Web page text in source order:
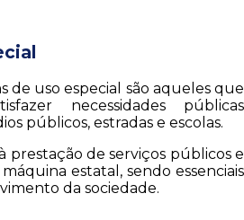
de uso especial são aqueles que
necessidades públicas
públicos, estradas e escolas.
prestação de serviços públicos e
estatal, sendo essenciais
da sociedade.